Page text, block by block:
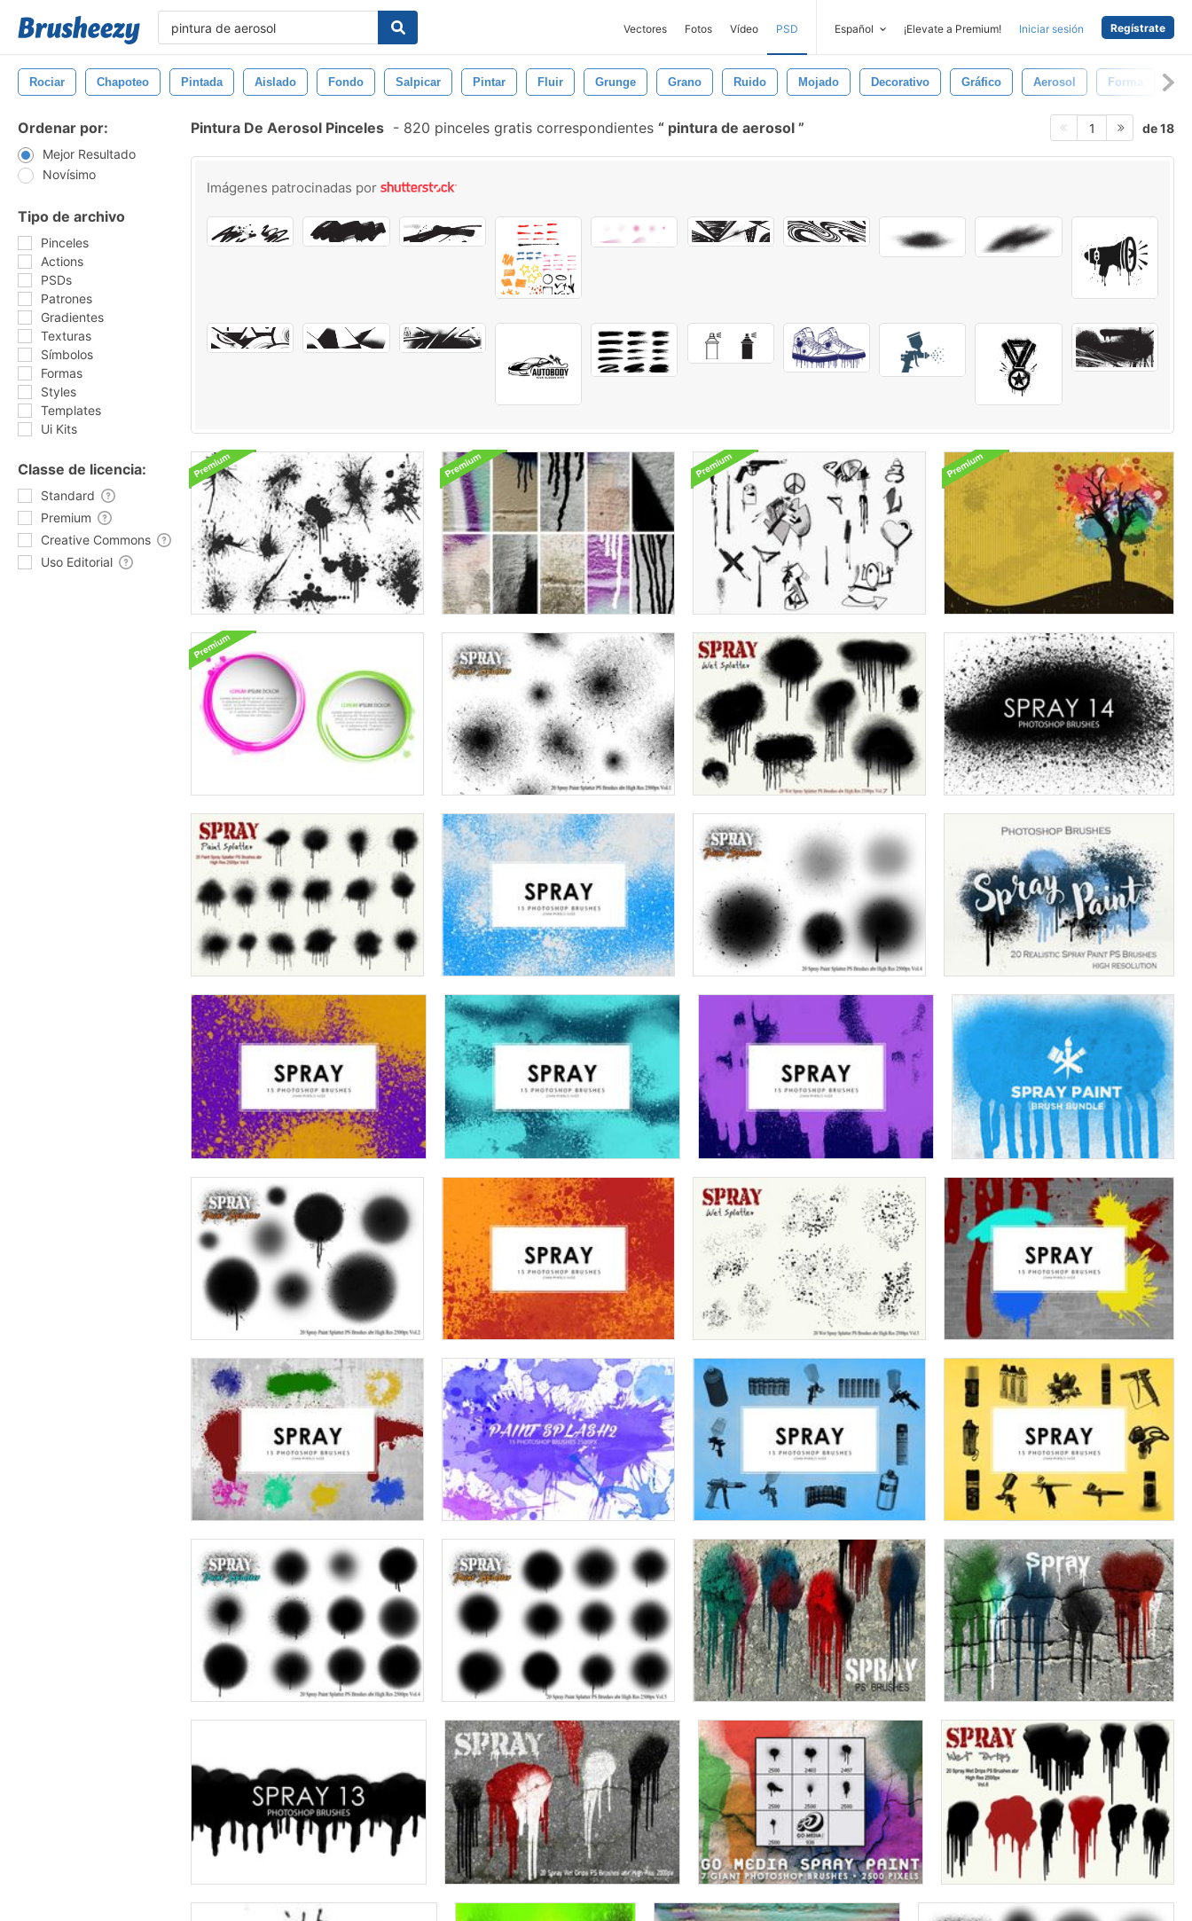
Vectores Fotos Vídeo PSD Español ¡Elevate a Premium! Iniciar sesión Regístrate
Rociar Chapoteo Pintada Aislado Fondo Salpicar Pintar Fluir Grunge Grano Ruido Mojado Decorativo Gráfico Aerosol Forma
Ordenar por:
Mejor Resultado
Novísimo
Tipo de archivo
Pinceles
Actions
PSDs
Patrones
Gradientes
Texturas
Símbolos
Formas
Styles
Templates
Ui Kits
Classe de licencia:
Standard
Premium
Creative Commons
Uso Editorial
Pintura De Aerosol Pinceles - 820 pinceles gratis correspondientes pintura de aerosol 1 de 18
Imágenes patrocinadas por